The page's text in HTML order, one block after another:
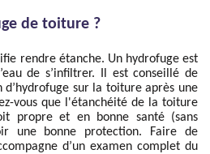
de toiture ?
rendre étanche. Un hydrofuge est
de s’infiltrer. Il est conseillé de
sur la toiture après une
vous que l'étanchéité de la toiture
propre et en bonne santé (sans
une bonne protection. Faire de
d’un examen complet du